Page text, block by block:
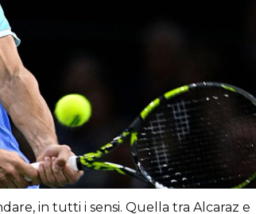
in tutti i sensi. Quella tra Alcaraz e